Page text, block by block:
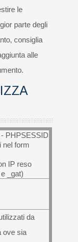
le
parte degli
consiglia
alle
PHPSESSID
nel form
IP reso
_gat)
da
ove sia